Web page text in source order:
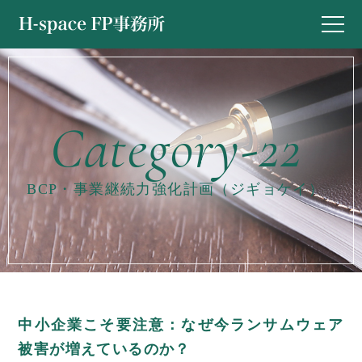
BCP・事業継続力強化計画（ジギョケイ）
中小企業こそ要注意：なぜ今ランサムウェア
被害が増えているのか？